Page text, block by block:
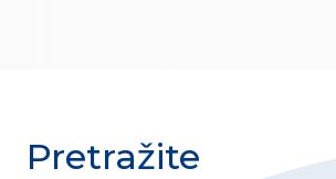
Pretražite